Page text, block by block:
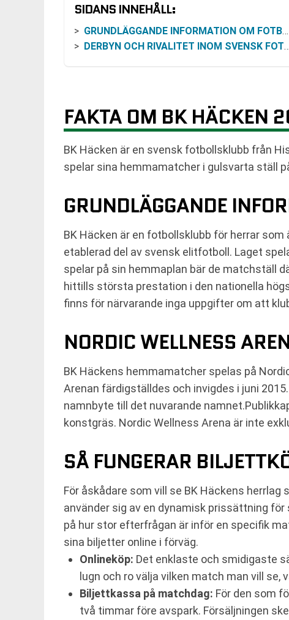
SIDANS INNEHÅLL:
GRUNDLÄGGANDE INFORMATION OM FOTBOLLSKLUBBEN
DERBYN OCH RIVALITET INOM SVENSK FOTBOLL
FAKTA OM BK HÄCKEN
BK Häcken är en svensk fotbollsklubb från
spelar sina hemmamatcher i gulsvarta ställ
GRUNDLÄGGANDE
BK Häcken är en fotbollsklubb för herrar som
etablerad del av svensk elitfotboll. Laget
spelar på sin hemmaplan bär de matchställ
hittills största prestation i den nationella
finns för närvarande inga uppgifter om att
NORDIC WELLNESS
BK Häckens hemmamatcher spelas på
Arenan färdigställdes och invigdes i juni
namnbyte till det nuvarande
konstgräs. Nordic Wellness Arena är inte
SÅ FUNGERAR
För åskådare som vill se BK Häckens
använder sig av en dynamisk prissättning
på hur stor efterfrågan är inför en specifik
sina biljetter online i förväg.
Onlineköp: Det enklaste och smidigaste
lugn och ro välja vilken match man vill
Biljettkassa på matchdag: För den som
två timmar före avspark. Försäljningen